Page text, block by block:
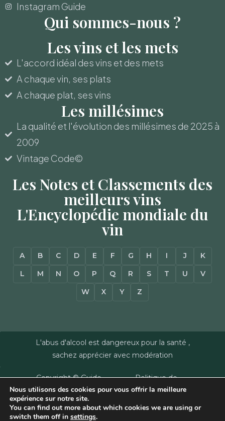
Instagram Guide
Qui sommes-nous ?
Les vins et les mets
L'accord idéal des vins et des mets
A chaque vin, ses plats
A chaque plat, ses vins
Les millésimes
La qualité et l'évolution des millésimes de 2025 à
2009
Vintage Code©
Les Notes et Classements des
meilleurs vins
L'Encyclopédie mondiale du
vin
A B C D E F G H I J
K
L
M N O P Q R S T U
V
W
X Y Z
L'abus d'alcool est dangereux pour la santé ,
sachez apprécier avec modération
Copyright © Guide
des Vins - Sas
Millésimes et
Dussert-Gerber -
Politique de
confidentialité–
Nous utilisons des cookies pour vous offrir la meilleure
expérience sur notre site.
You can find out more about which cookies we are using or
switch them off in settings.